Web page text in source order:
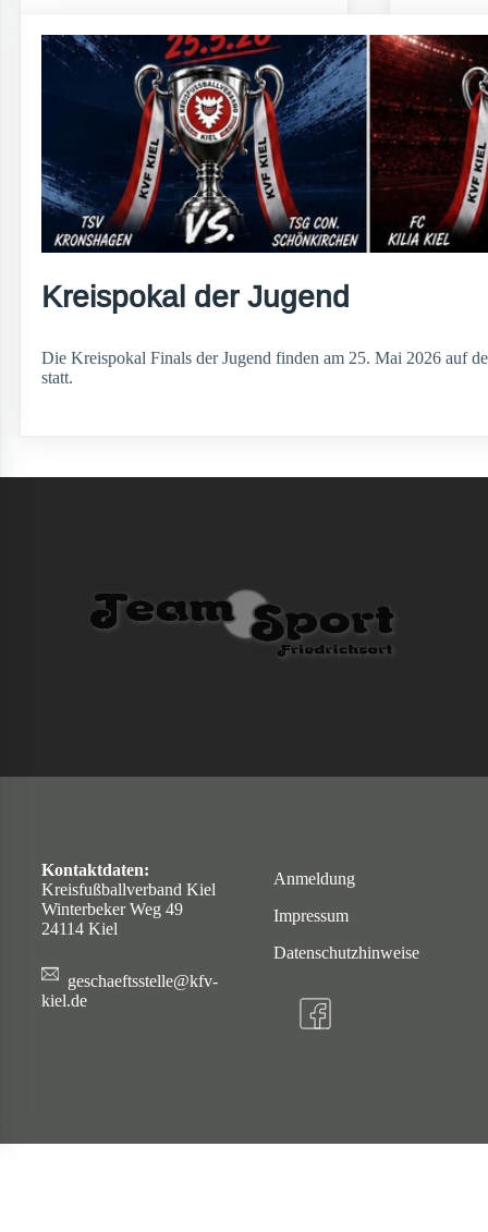
Kreispokal der Jugend
Die Kreispokal Finals der Jugend finden am 25. Mai 2026 auf
statt.
Kontaktdaten:
Kreisfußballverband Kiel
Winterbeker Weg 49
24114 Kiel
geschaeftsstelle@kfv-
kiel.de
Anmeldung
Impressum
Datenschutzhinweise